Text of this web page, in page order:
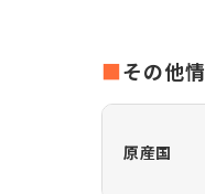
その他
原産国